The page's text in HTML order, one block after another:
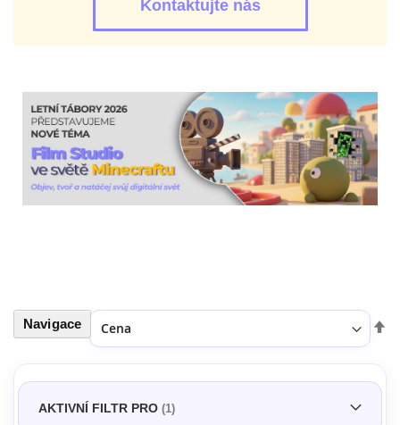
Kontaktujte nás
Seřadit podle
Navigace
AKTIVNÍ FILTR PRO